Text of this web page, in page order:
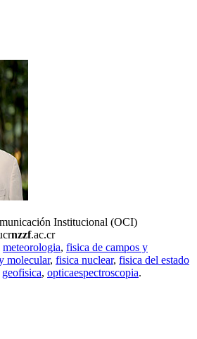
Institucional (OCI)
nzzf.ac.cr
meteorologia, fisica de campos y
molecular, fisica nuclear, fisica del estado
geofisica, opticaespectroscopia.